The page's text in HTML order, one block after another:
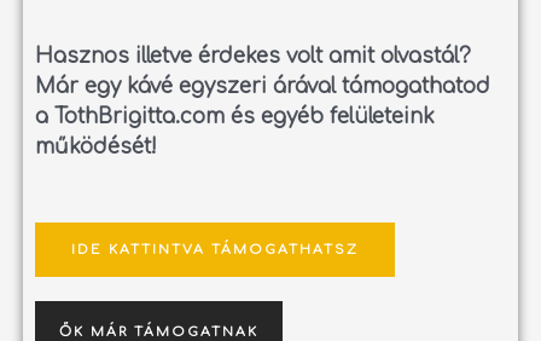
Hasznos illetve érdekes volt amit olvastál?
Már egy kávé egyszeri árával támogathatod
a TothBrigitta.com és egyéb felületeink
működését!
IDE KATTINTVA TÁMOGATHATSZ
ŐK MÁR TÁMOGATNAK